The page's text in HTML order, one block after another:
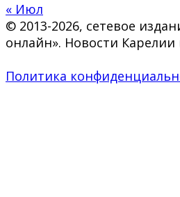
« Июл
© 2013-2026, сетевое
онлайн». Новости
Политика